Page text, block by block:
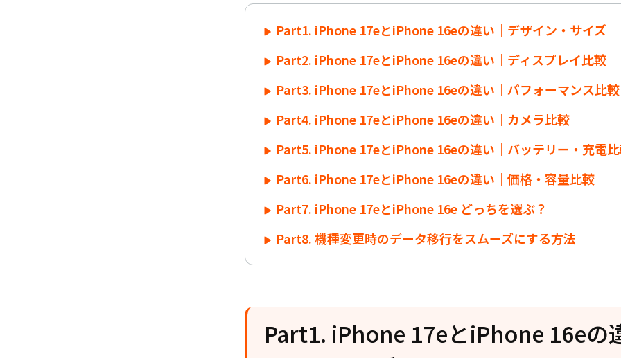
Part1. iPhone 17eとiPhone 16eの違い｜デザイン・サイズ
Part2. iPhone 17eとiPhone 16eの違い｜ディスプレイ比較
Part3. iPhone 17eとiPhone 16eの違い｜パフォーマンス比較
Part4. iPhone 17eとiPhone 16eの違い｜カメラ比較
Part5. iPhone 17eとiPhone 16eの違い｜バッテリー・充電
Part6. iPhone 17eとiPhone 16eの違い｜価格・容量比較
Part7. iPhone 17eとiPhone 16e どっちを選ぶ？
Part8. 機種変更時のデータ移行をスムーズにする方法
Part1. iPhone 17eとiPhone 16eの